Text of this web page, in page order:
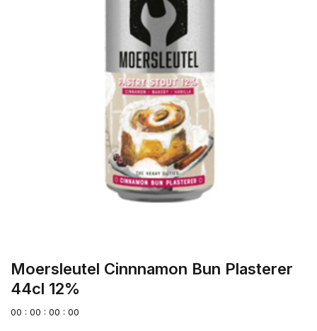
Moersleutel Cinnnamon Bun Plasterer
44cl 12%
00 : 00 : 00 : 00